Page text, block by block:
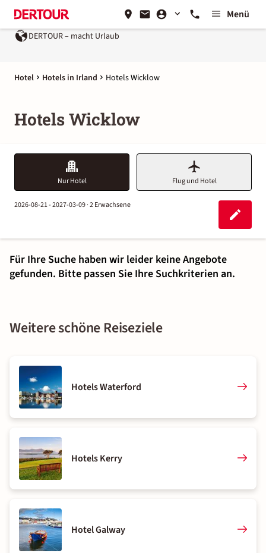
Menü
DERTOUR – macht Urlaub
Hotel Hotels in Irland Hotels Wicklow
Hotels Wicklow
Nur Hotel Flug und Hotel
2026-08-21 - 2027-03-09 ·2 Erwachsene
Für Ihre Suche haben wir leider keine Angebote
gefunden. Bitte passen Sie Ihre Suchkriterien an.
Weitere schöne Reiseziele
Hotels Waterford
Hotels Kerry
Hotel Galway